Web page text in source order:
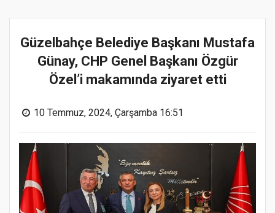
Güzelbahçe Belediye Başkanı Mustafa
Günay, CHP Genel Başkanı Özgür
Özel’i makamında ziyaret etti
10 Temmuz, 2024, Çarşamba 16:51